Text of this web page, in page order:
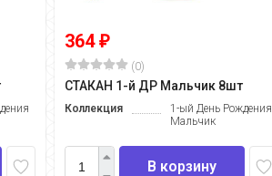
364₽
(0)
СТАКАН 1-й ДР Мальчик 8шт
Коллекция
1-ый День Рождения
Мальчик
В корзину